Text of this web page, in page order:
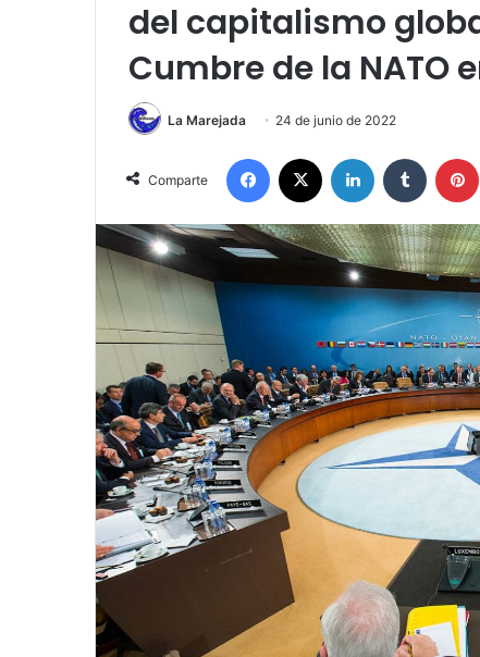
del capitalismo
Cumbre de la NATO
La Marejada 24 de junio de 2022
Comparte
Facebook LinkedIn Tumblr